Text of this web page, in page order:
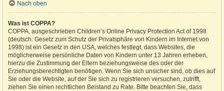
Nach oben
Was ist COPPA?
COPPA, ausgeschrieben Children’s Online Privacy Protection Act of 1998
(deutsch: Gesetz zum Schutz der Privatsphäre von Kindern im Internet von
1998) ist ein Gesetz in den USA, welches festlegt, dass Websites, die
möglicherweise persönliche Daten von Kindern unter 13 Jahren erheben,
hierzu die Zustimmung der Eltern beziehungsweise des oder der
Erziehungsberechtigten benötigen. Wenn Sie sich unsicher sind, ob dies auf
Sie oder die Website, auf der Sie sich zu registrieren versuchen, zutrifft,
ziehen Sie einen rechtlichen Beistand zu Rate. Bitte beachten Sie, dass